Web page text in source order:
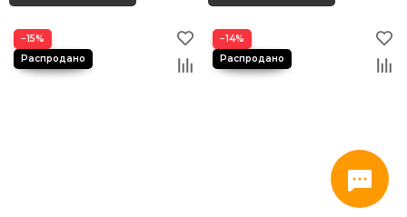
−15% −14%